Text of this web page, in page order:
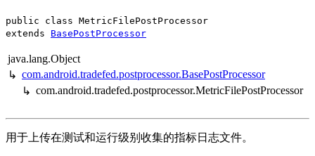
public class MetricFilePostProcessor
extends BasePostProcessor
java.lang.Object
↳ com.android.tradefed.postprocessor.BasePostProcessor
↳ com.android.tradefed.postprocessor.MetricFilePostProcessor
用于上传在测试和运行级别收集的指标日志文件。